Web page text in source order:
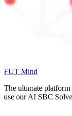
FUT Mind
The ultimate
use our AI SBC